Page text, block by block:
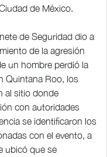
de México.
de Seguridad dio a
de la agresión
un hombre perdió la
Quintana Roo, los
al sitio donde
con autoridades
se identificaron los
con el evento, a
ubicó que se